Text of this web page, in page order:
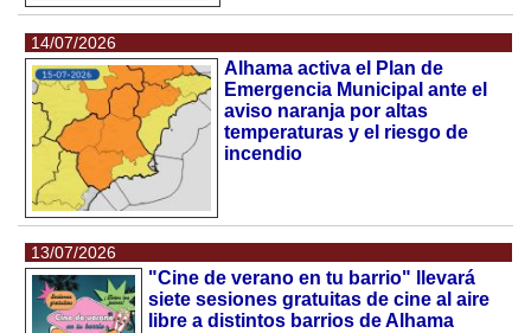
14/07/2026
Alhama activa el Plan de
Emergencia Municipal ante el
aviso naranja por altas
temperaturas y el riesgo de
incendio
13/07/2026
"Cine de verano en tu barrio" llevará
siete sesiones gratuitas de cine al aire
libre a distintos barrios de Alhama